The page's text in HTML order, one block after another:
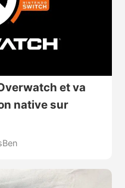
et va
native sur